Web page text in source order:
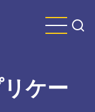
ケー